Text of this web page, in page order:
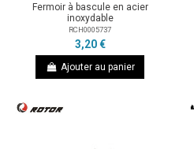
Fermoir à bascule en acier
inoxydable
RCH0005737
3,20 €
Ajouter au panier